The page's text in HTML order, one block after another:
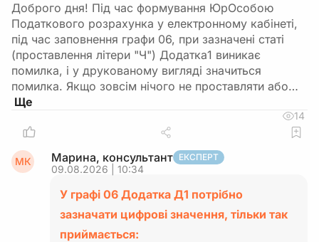
Доброго дня! Під час формування ЮрОсобою
Податкового розрахунка у електронному кабінеті,
під час заповнення графи 06, при зазначені статі
(проставлення літери "Ч") Додатка1 виникає
помилка, і у друкованому вигляді значиться
помилка. Якщо зовсім нічого не проставляти або…
14
МК Марина, консультант ЕКСПЕРТ
09.08.2026 | 10:34
У графі 06 Додатка Д1 потрібно
зазначати цифрові значення, тільки так
приймається: